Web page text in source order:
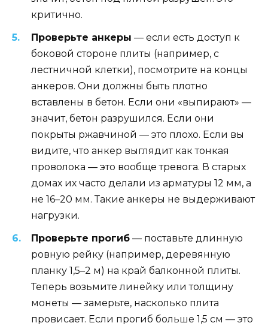
критично.
Проверьте анкеры — если есть доступ к
боковой стороне плиты (например, с
лестничной клетки), посмотрите на концы
анкеров. Они должны быть плотно
вставлены в бетон. Если они «выпирают» —
значит, бетон разрушился. Если они
покрыты ржавчиной — это плохо. Если вы
видите, что анкер выглядит как тонкая
проволока — это вообще тревога. В старых
домах их часто делали из арматуры 12 мм, а
не 16–20 мм. Такие анкеры не выдерживают
нагрузки.
Проверьте прогиб — поставьте длинную
ровную рейку (например, деревянную
планку 1,5–2 м) на край балконной плиты.
Теперь возьмите линейку или толщину
монеты — замерьте, насколько плита
провисает. Если прогиб больше 1,5 см — это